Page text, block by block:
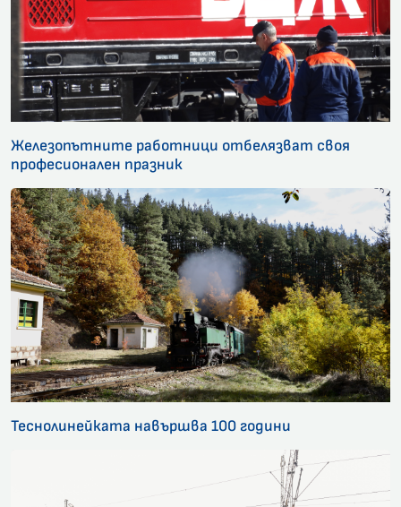
Железопътните работници отбелязват своя
професионален празник
Теснолинейката навършва 100 години